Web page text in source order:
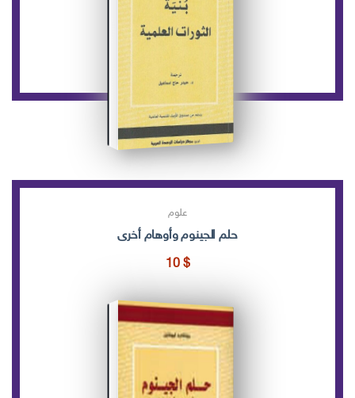
علوم
حلم الجينوم وأوهام أخرى
10 $